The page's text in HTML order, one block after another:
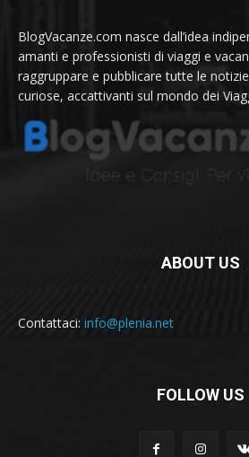
BlogVacanze.com nasce dall’idea
amanti e professionisti di viaggi e
raggruppare e pubblicare tutte le
curiose, accattivanti sul mondo dei
ABOUT US
Contattaci: info@plenia.net
FOLLOW US